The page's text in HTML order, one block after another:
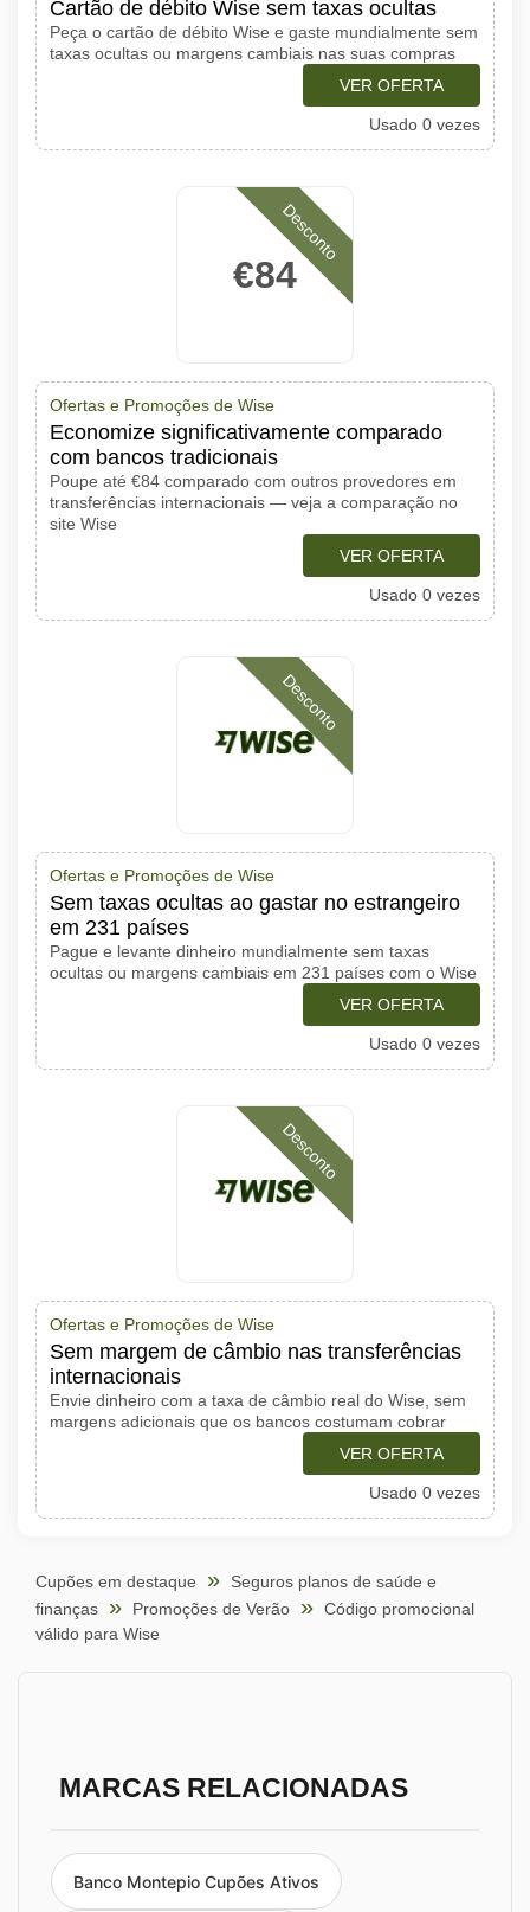
Cartão de débito Wise sem taxas ocultas
Peça o cartão de débito Wise e gaste mundialmente sem
taxas ocultas ou margens cambiais nas suas compras
VER OFERTA
Usado 0 vezes
€84
Desconto
Ofertas e Promoções de Wise
Economize significativamente comparado
com bancos tradicionais
Poupe até €84 comparado com outros provedores em
transferências internacionais — veja a comparação no
site Wise
VER OFERTA
Usado 0 vezes
Desconto
Ofertas e Promoções de Wise
Sem taxas ocultas ao gastar no estrangeiro
em 231 países
Pague e levante dinheiro mundialmente sem taxas
ocultas ou margens cambiais em 231 países com o Wise
VER OFERTA
Usado 0 vezes
Desconto
Ofertas e Promoções de Wise
Sem margem de câmbio nas transferências
internacionais
Envie dinheiro com a taxa de câmbio real do Wise, sem
margens adicionais que os bancos costumam cobrar
VER OFERTA
Usado 0 vezes
Cupões em destaque
Seguros planos de saúde e
finanças
Promoções de Verão
Código promocional
válido para Wise
MARCAS RELACIONADAS
Banco Montepio Cupões Ativos